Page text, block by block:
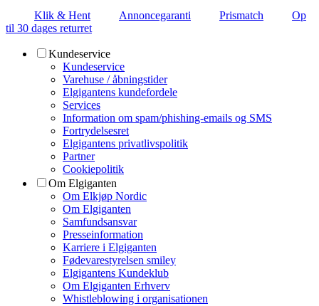
Klik & Hent Annoncegaranti Prismatch
Op
til 30 dages returret
Kundeservice
Kundeservice
Varehuse / åbningstider
Elgigantens kundefordele
Services
Information om spam/phishing-emails og SMS
Fortrydelsesret
Elgigantens privatlivspolitik
Partner
Cookiepolitik
Om Elgiganten
Om Elkjøp Nordic
Om Elgiganten
Samfundsansvar
Presseinformation
Karriere i Elgiganten
Fødevarestyrelsen smiley
Elgigantens Kundeklub
Om Elgiganten Erhverv
Whistleblowing i organisationen